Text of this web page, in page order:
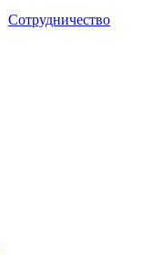
Сотрудничество